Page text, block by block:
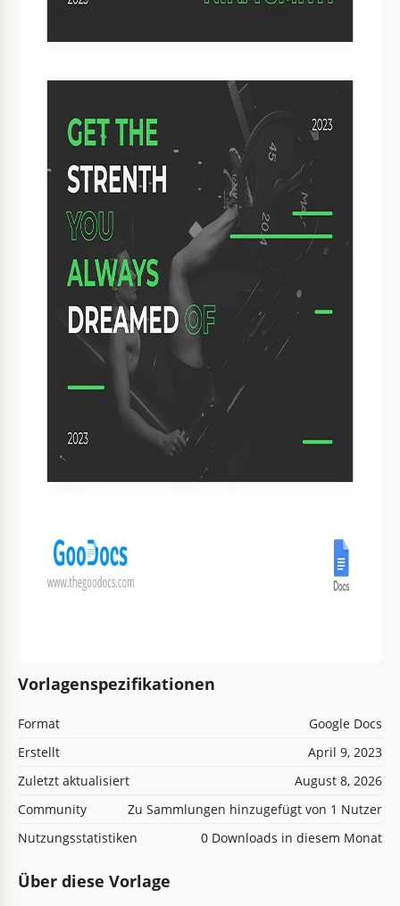
Vorlagenspezifikationen
Format
Google Docs
Erstellt
April 9, 2023
Zuletzt aktualisiert
August 8, 2026
Community
Zu Sammlungen hinzugefügt von 1 Nutzer
Nutzungsstatistiken
0 Downloads in diesem Monat
Über diese Vorlage